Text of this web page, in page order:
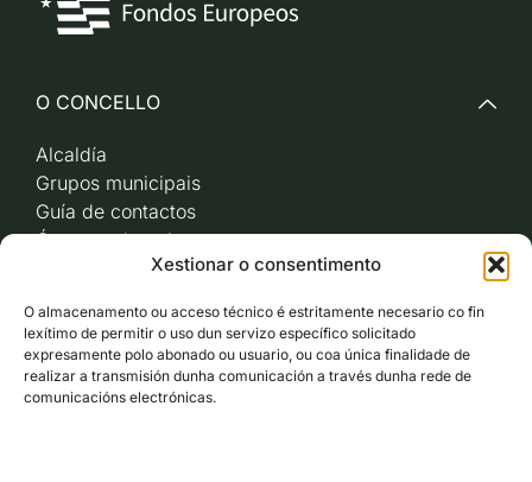
Xestionar o consentimento
O almacenamento ou acceso técnico é estritamente necesario co fin
lexítimo de permitir o uso dun servizo específico solicitado
expresamente polo abonado ou usuario, ou coa única finalidade de
realizar a transmisión dunha comunicación a través dunha rede de
comunicacións electrónicas.
O CONCELLO
Alcaldía
Grupos municipais
Guía de contactos
Órganos de goberno
Acceso a videoactas
xunta de goberno local
Imaxe corporativa
CARBALLO AO DÍA